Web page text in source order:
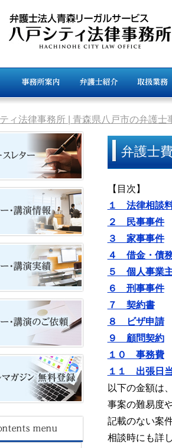
ィ法律事務所 | 青森県八戸市の弁護士
弁護士
【目次】
１ 法律相談
２ 民事事件
３ 家事事件
４ 借金・債
５ 個人事業
６ 刑事事件
７ 契約書
８ ビザ申請
９ 顧問契約
１０ 事務費
１１ 出張日
以下の金額は
事案の難易度
記載のない案
相談時にも詳